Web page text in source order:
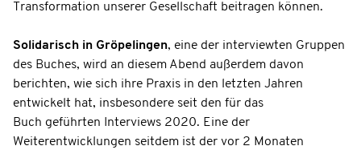
Transformation unserer Gesellschaft beitragen können.
Solidarisch in Gröpelingen, eine der interviewten Gruppen
des Buches, wird an diesem Abend außerdem davon
berichten, wie sich ihre Praxis in den letzten Jahren
entwickelt hat, insbesondere seit den für das
Buch geführten Interviews 2020. Eine der
Weiterentwicklungen seitdem ist der vor 2 Monaten